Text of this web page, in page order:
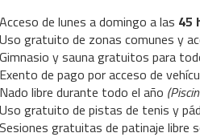
de lunes a domingo a las 45
gratuito de zonas comunes y
y sauna gratuitos para
de pago por acceso de
libre durante todo el año
gratuito de pistas de tenis y
gratuitas de patinaje libre